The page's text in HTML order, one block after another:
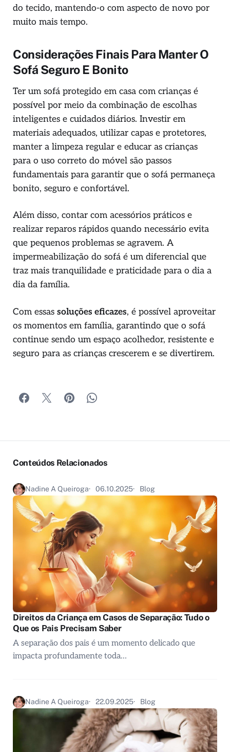
do tecido, mantendo-o com aspecto de novo por
muito mais tempo.
Considerações Finais Para Manter O
Sofá Seguro E Bonito
Ter um sofá protegido em casa com crianças é
possível por meio da combinação de escolhas
inteligentes e cuidados diários. Investir em
materiais adequados, utilizar capas e protetores,
manter a limpeza regular e educar as crianças
para o uso correto do móvel são passos
fundamentais para garantir que o sofá permaneça
bonito, seguro e confortável.
Além disso, contar com acessórios práticos e
realizar reparos rápidos quando necessário evita
que pequenos problemas se agravem. A
impermeabilização do sofá é um diferencial que
traz mais tranquilidade e praticidade para o dia a
dia da família.
Com essas soluções eficazes, é possível aproveitar
os momentos em família, garantindo que o sofá
continue sendo um espaço acolhedor, resistente e
seguro para as crianças crescerem e se divertirem.
Conteúdos Relacionados
Nadine A Queiroga 06.10.2025 Blog
Direitos da Criança em Casos de Separação: Tudo o
Que os Pais Precisam Saber
A separação dos pais é um momento delicado que
impacta profundamente toda…
Nadine A Queiroga 22.09.2025 Blog